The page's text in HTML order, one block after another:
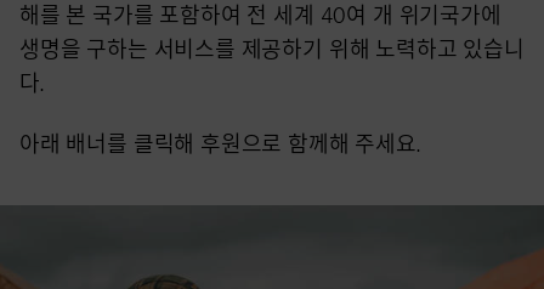
해를 본 국가를 포함하여 전 세계 40여 개 위기국가에
생명을 구하는 서비스를 제공하기 위해 노력하고 있습니
다.
아래 배너를 클릭해 후원으로 함께해 주세요.